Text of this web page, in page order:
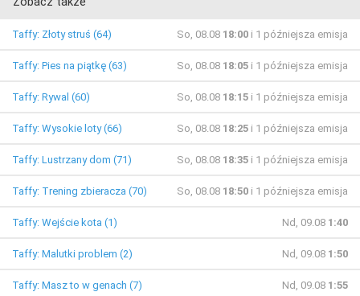
Taffy: Złoty struś (64) So, 08.08 18:00 i 1 późniejsza emisja
Taffy: Pies na piątkę (63) So, 08.08 18:05 i 1 późniejsza emisja
Taffy: Rywal (60) So, 08.08 18:15 i 1 późniejsza emisja
Taffy: Wysokie loty (66) So, 08.08 18:25 i 1 późniejsza emisja
Taffy: Lustrzany dom (71) So, 08.08 18:35 i 1 późniejsza emisja
Taffy: Trening zbieracza (70) So, 08.08 18:50 i 1 późniejsza emisja
Taffy: Wejście kota (1) Nd, 09.08 1:40
Taffy: Malutki problem (2) Nd, 09.08 1:50
Taffy: Masz to w genach (7) Nd, 09.08 1:55